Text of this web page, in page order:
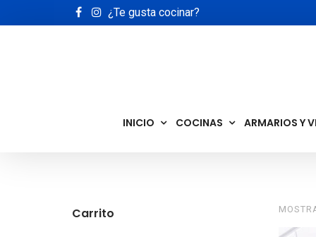
¿Te gusta cocinar?
INICIO COCINAS ARMARIOS Y
Carrito